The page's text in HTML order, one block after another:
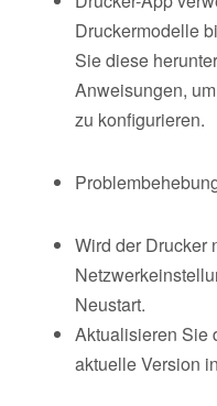
Druckermodelle
Sie diese
Anweisungen,
zu konfigurieren.
Wird der Drucker
Neustart.
Aktualisieren Sie
aktuelle Version